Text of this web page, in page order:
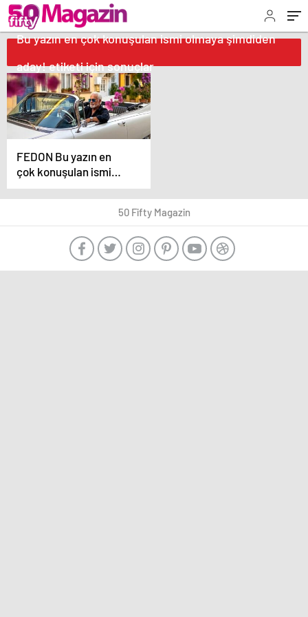
Bu yazın en çok konuşulan ismi olmaya şimdiden
aday! etiketi için sonuçlar
FEDON Bu yazın en
çok konuşulan ismi
olmaya şimdiden aday!
50 Fifty Magazin